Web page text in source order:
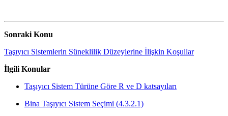
Sonraki Konu
Taşıyıcı Sistemlerin Süneklilik Düzeylerine İlişkin Koşullar
İlgili Konular
Taşıyıcı Sistem Türüne Göre R ve D katsayıları
Bina Taşıyıcı Sistem Seçimi (4.3.2.1)